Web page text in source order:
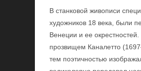
В станковой живописи
художников 18 века, были
Венеции и ее
прозвищем Каналетто
тем поэтичностью